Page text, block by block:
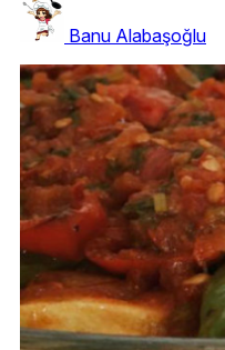
Banu Alabaşoğlu